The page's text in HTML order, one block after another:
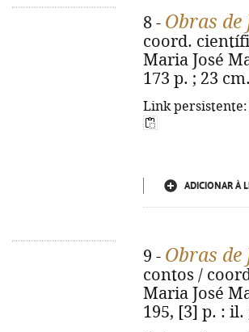
8 - Obras de
coord.
Maria José
173 p. ; 23
Link
ADICIONAR À
9 - Obras de
contos /
Maria José
195, [3] p. : il.